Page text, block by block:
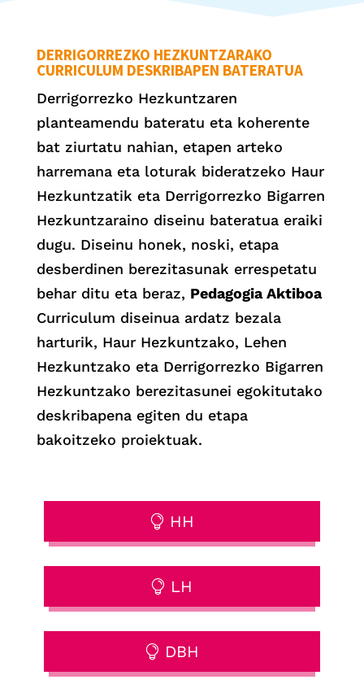
DERRIGORREZKO HEZKUNTZARAKO
CURRICULUM DESKRIBAPEN BATERATUA
Derrigorrezko Hezkuntzaren
planteamendu bateratu eta koherente
bat ziurtatu nahian, etapen arteko
harremana eta loturak bideratzeko Haur
Hezkuntzatik eta Derrigorrezko Bigarren
Hezkuntzaraino diseinu bateratua eraiki
dugu. Diseinu honek, noski, etapa
desberdinen berezitasunak errespetatu
behar ditu eta beraz, Pedagogia Aktiboa
Curriculum diseinua ardatz bezala
harturik, Haur Hezkuntzako, Lehen
Hezkuntzako eta Derrigorrezko Bigarren
Hezkuntzako berezitasunei egokitutako
deskribapena egiten du etapa
bakoitzeko proiektuak.
HH
LH
DBH